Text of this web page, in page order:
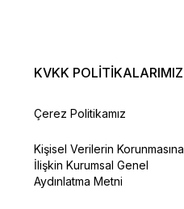
KVKK POLİTİKALARIMIZ
Çerez Politikamız
Kişisel Verilerin Korunmasına
İlişkin Kurumsal Genel
Aydınlatma Metni